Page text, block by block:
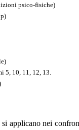
psico-fisiche)
5, 10, 11, 12, 13.
applicano nei